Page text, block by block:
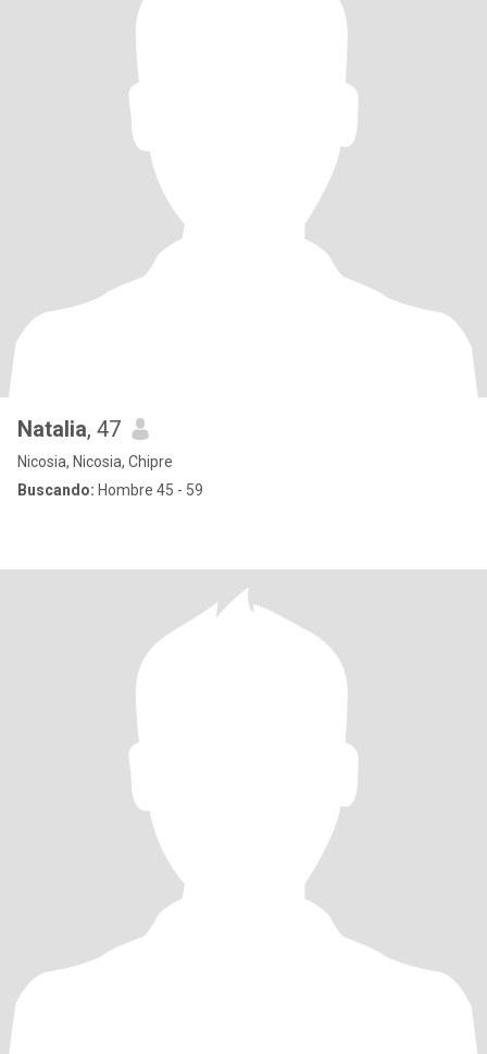
Natalia, 47
Nicosia, Nicosia, Chipre
Buscando: Hombre 45 - 59